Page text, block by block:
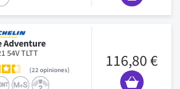
Adventure
54V TLTT
22 opiniones 116,80 €